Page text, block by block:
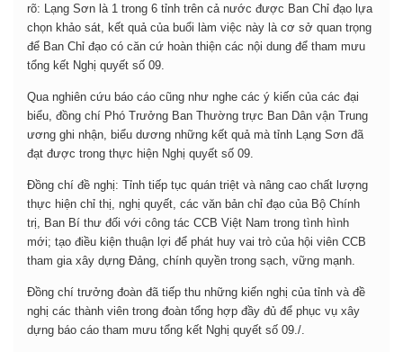
rõ: Lạng Sơn là 1 trong 6 tỉnh trên cả nước được Ban Chỉ đạo lựa
chọn khảo sát, kết quả của buổi làm việc này là cơ sở quan trọng
để Ban Chỉ đạo có căn cứ hoàn thiện các nội dung để tham mưu
tổng kết Nghị quyết số 09.
Qua nghiên cứu báo cáo cũng như nghe các ý kiến của các đại
biểu, đồng chí Phó Trưởng Ban Thường trực Ban Dân vận Trung
ương ghi nhận, biểu dương những kết quả mà tỉnh Lạng Sơn đã
đạt được trong thực hiện Nghị quyết số 09.
Đồng chí đề nghị: Tỉnh tiếp tục quán triệt và nâng cao chất lượng
thực hiện chỉ thị, nghị quyết, các văn bản chỉ đạo của Bộ Chính
trị, Ban Bí thư đối với công tác CCB Việt Nam trong tình hình
mới; tạo điều kiện thuận lợi để phát huy vai trò của hội viên CCB
tham gia xây dựng Đảng, chính quyền trong sạch, vững mạnh.
Đồng chí trưởng đoàn đã tiếp thu những kiến nghị của tỉnh và đề
nghị các thành viên trong đoàn tổng hợp đầy đủ để phục vụ xây
dựng báo cáo tham mưu tổng kết Nghị quyết số 09./.